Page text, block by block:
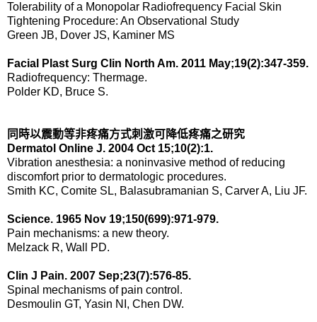
Tolerability of a Monopolar Radiofrequency Facial Skin
Tightening Procedure: An Observational Study
Green JB, Dover JS, Kaminer MS
Facial Plast Surg Clin North Am. 2011 May;19(2):347-359.
Radiofrequency: Thermage.
Polder KD, Bruce S.
同時以震動等非疼痛方式刺激可降低疼痛之研究
Dermatol Online J. 2004 Oct 15;10(2):1.
Vibration anesthesia: a noninvasive method of reducing
discomfort prior to dermatologic procedures.
Smith KC, Comite SL, Balasubramanian S, Carver A, Liu JF.
Science. 1965 Nov 19;150(699):971-979.
Pain mechanisms: a new theory.
Melzack R, Wall PD.
Clin J Pain. 2007 Sep;23(7):576-85.
Spinal mechanisms of pain control.
Desmoulin GT, Yasin NI, Chen DW.